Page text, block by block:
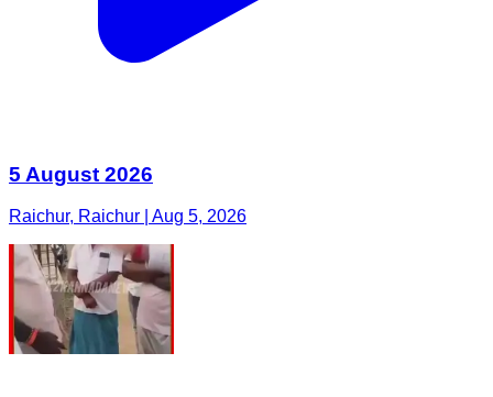
5 August 2026
Raichur, Raichur | Aug 5, 2026